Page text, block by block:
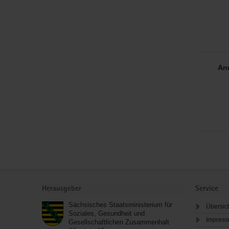
Herausgeber
Sächsisches Staatsministerium für
Soziales, Gesundheit und
Gesellschaftlichen Zusammenhalt
Service